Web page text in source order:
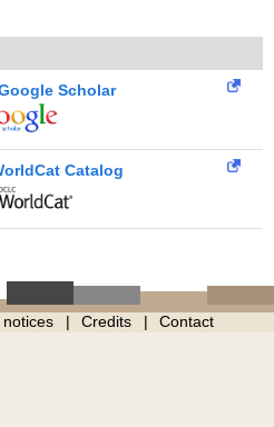
Scholar
Catalog
Credits Contact